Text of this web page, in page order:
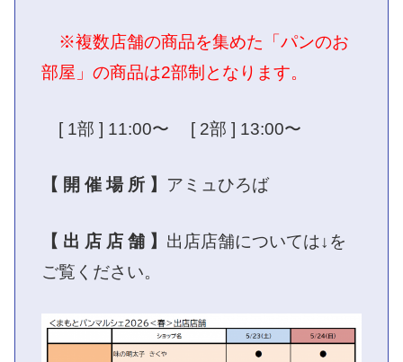
※複数店舗の商品を集めた「パンのお
部屋」の商品は2部制となります。
[ 1部 ] 11:00〜 [ 2部 ] 13:00〜
【 開 催 場 所 】 アミュひろば
【 出 店 店 舗 】 出店店舗については↓を
ご覧ください。